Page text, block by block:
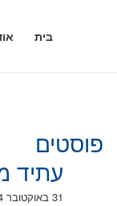
בית
פוסטים
עתיד
31 באוקטובר 2014